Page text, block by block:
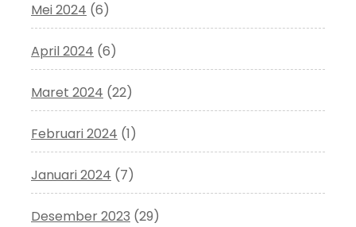
Mei 2024 (6)
April 2024 (6)
Maret 2024 (22)
Februari 2024 (1)
Januari 2024 (7)
Desember 2023 (29)